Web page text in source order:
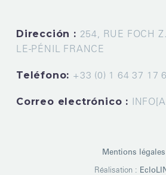
Dirección : 254, RUE FOCH
LE-PÉNIL FRANCE
Teléfono: +33 (0) 1 64 37 17
Correo electrónico :
Mentions légales
Réalisation :